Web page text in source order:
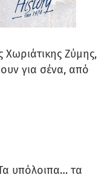
Χωριάτικης Ζύμης,
για σένα, από
υπόλοιπα… τα